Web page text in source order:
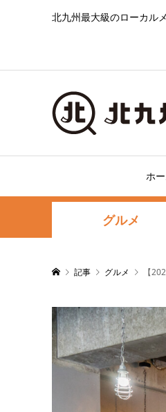
北九州最大級のローカル
ホ
グルメ
記事 グルメ 【